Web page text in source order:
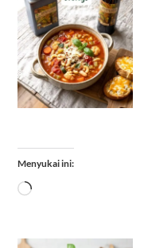
Menyukai ini:
Memuat...